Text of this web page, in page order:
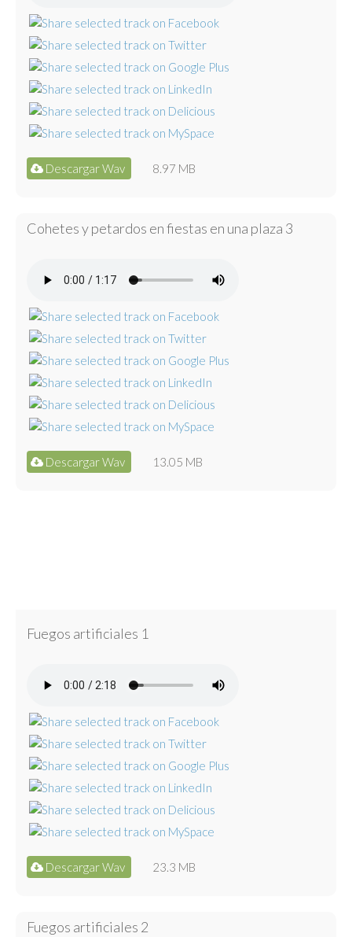
Descargar Wav 8.97 MB
Cohetes y petardos en fiestas en una plaza 3
Descargar Wav 13.05 MB
Fuegos artificiales 1
Descargar Wav 23.3 MB
Fuegos artificiales 2